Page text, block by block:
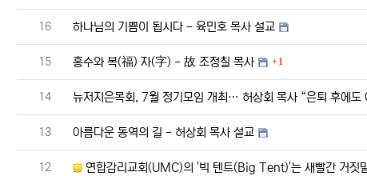
번호
16 하나님의 기쁨이 됩시다 - 육민호 목사 설교
번호
15 홍수와 복(福) 자(字) - 故 조정칠 목사 댓글
1
번호
14 뉴저지은목회, 7월 정기모임 개최… 허상회 목사 “은퇴 후에도
번호
13 아름다운 동역의 길 - 허상회 목사 설교
번호
12 연합감리교회(UMC)의 '빅 텐트(Big Tent)'는 새빨간 거짓